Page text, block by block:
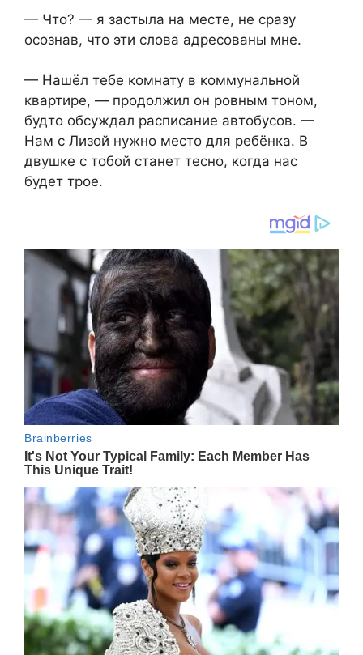
— Что? — я застыла на месте, не сразу
осознав, что эти слова адресованы мне.
— Нашёл тебе комнату в коммунальной
квартире, — продолжил он ровным тоном,
будто обсуждал расписание автобусов. —
Нам с Лизой нужно место для ребёнка. В
двушке с тобой станет тесно, когда нас
будет трое.